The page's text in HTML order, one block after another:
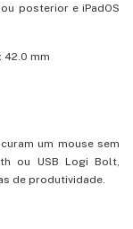
posterior e iPadOS
42.0 mm
um mouse sem
ou USB Logi Bolt,
de produtividade.